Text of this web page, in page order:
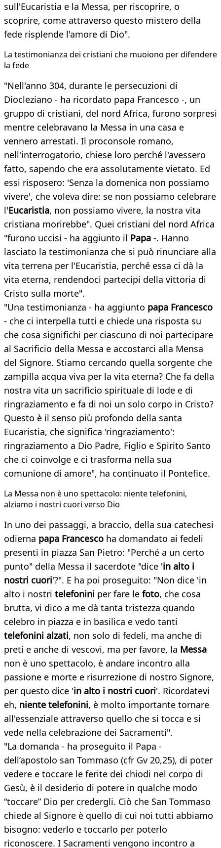
sull'Eucaristia e la Messa, per riscoprire, o
scoprire, come attraverso questo mistero della
fede risplende l'amore di Dio".
La testimonianza dei cristiani che muoiono per difendere
la fede
"Nell'anno 304, durante le persecuzioni di
Diocleziano - ha ricordato papa Francesco -, un
gruppo di cristiani, del nord Africa, furono sorpresi
mentre celebravano la Messa in una casa e
vennero arrestati. Il proconsole romano,
nell'interrogatorio, chiese loro perché l'avessero
fatto, sapendo che era assolutamente vietato. Ed
essi risposero: 'Senza la domenica non possiamo
vivere', che voleva dire: se non possiamo celebrare
l'Eucaristia, non possiamo vivere, la nostra vita
cristiana morirebbe". Quei cristiani del nord Africa
"furono uccisi - ha aggiunto il Papa -. Hanno
lasciato la testimonianza che si può rinunciare alla
vita terrena per l'Eucaristia, perché essa ci dà la
vita eterna, rendendoci partecipi della vittoria di
Cristo sulla morte".
"Una testimonianza - ha aggiunto papa Francesco
- che ci interpella tutti e chiede una risposta su
che cosa significhi per ciascuno di noi partecipare
al Sacrificio della Messa e accostarci alla Mensa
del Signore. Stiamo cercando quella sorgente che
zampilla acqua viva per la vita eterna? Che fa della
nostra vita un sacrificio spirituale di lode e di
ringraziamento e fa di noi un solo corpo in Cristo?
Questo è il senso più profondo della santa
Eucaristia, che significa 'ringraziamento':
ringraziamento a Dio Padre, Figlio e Spirito Santo
che ci coinvolge e ci trasforma nella sua
comunione di amore", ha continuato il Pontefice.
La Messa non è uno spettacolo: niente telefonini,
alziamo i nostri cuori verso Dio
In uno dei passaggi, a braccio, della sua catechesi
odierna papa Francesco ha domandato ai fedeli
presenti in piazza San Pietro: "Perché a un certo
punto" della Messa il sacerdote "dice 'in alto i
nostri cuori'?". E ha poi proseguito: "Non dice 'in
alto i nostri telefonini per fare le foto, che cosa
brutta, vi dico a me dà tanta tristezza quando
celebro in piazza e in basilica e vedo tanti
telefonini alzati, non solo di fedeli, ma anche di
preti e anche di vescovi, ma per favore, la Messa
non è uno spettacolo, è andare incontro alla
passione e morte e risurrezione di nostro Signore,
per questo dice 'in alto i nostri cuori'. Ricordatevi
eh, niente telefonini, è molto importante tornare
all'essenziale attraverso quello che si tocca e si
vede nella celebrazione dei Sacramenti".
"La domanda - ha proseguito il Papa -
dell’apostolo san Tommaso (cfr Gv 20,25), di poter
vedere e toccare le ferite dei chiodi nel corpo di
Gesù, è il desiderio di potere in qualche modo
“toccare” Dio per credergli. Ciò che San Tommaso
chiede al Signore è quello di cui noi tutti abbiamo
bisogno: vederlo e toccarlo per poterlo
riconoscere. I Sacramenti vengono incontro a